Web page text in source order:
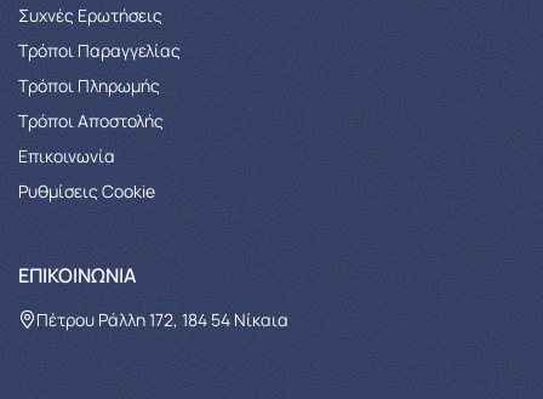
Συχνές Ερωτήσεις
Τρόποι Παραγγελίας
Tρόποι Πληρωμής
Τρόποι Αποστολής
Επικοινωνία
Ρυθμίσεις Cookie
ΕΠΙΚΟΙΝΩΝΊΑ
Πέτρου Ράλλη 172, 184 54 Νίκαια